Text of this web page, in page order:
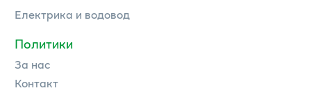
Електрика и водовод
Политики
За нас
Контакт